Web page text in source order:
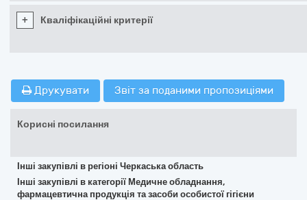
+ Кваліфікаційні критерії
Друкувати Звіт за поданими пропозиціями
Корисні посилання
Інші закупівлі в регіоні Черкаська область
Інші закупівлі в категорії Медичне обладнання,
фармацевтична продукція та засоби особистої гігієни